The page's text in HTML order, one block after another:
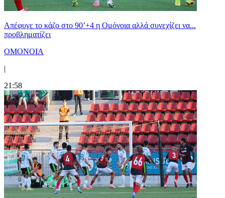
Απέφυγε το κάζο στο 90’+4 η Ομόνοια αλλά συνεχίζει να...
προβληματίζει
ΟΜΟΝΟΙΑ
|
21:58